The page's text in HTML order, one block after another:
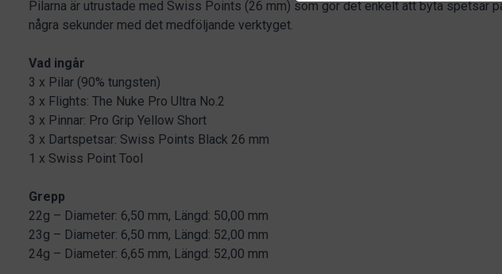
Pilarna är utrustade med Swiss Points (26 mm) som gör det enkelt att byta spetsar
några sekunder med det medföljande verktyget.
Vad ingår
3 x Pilar (90% tungsten)
3 x Flights: The Nuke Pro Ultra No.2
3 x Pinnar: Pro Grip Yellow Short
3 x Dartspetsar: Swiss Points Black 26 mm
1 x Swiss Point Tool
Grepp
22g – Diameter: 6,50 mm, Längd: 50,00 mm
23g – Diameter: 6,50 mm, Längd: 52,00 mm
24g – Diameter: 6,65 mm, Längd: 52,00 mm